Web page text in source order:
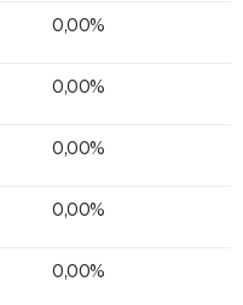
0,00%
0,00%
0,00%
0,00%
0,00%